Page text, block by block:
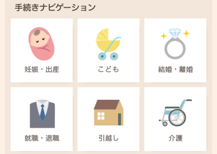
手続きナビゲーション